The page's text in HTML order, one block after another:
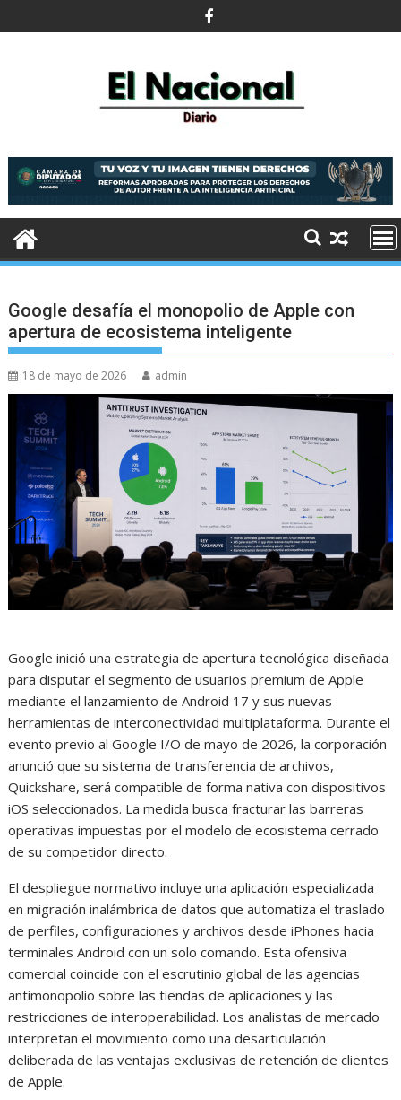
al
Google desafía el monopolio de Apple con
apertura de ecosistema inteligente
18 de mayo de 2026 admin
Google inició una estrategia de apertura tecnológica diseñada
para disputar el segmento de usuarios premium de Apple
mediante el lanzamiento de Android 17 y sus nuevas
herramientas de interconectividad multiplataforma. Durante el
evento previo al Google I/O de mayo de 2026, la corporación
anunció que su sistema de transferencia de archivos,
Quickshare, será compatible de forma nativa con dispositivos
iOS seleccionados. La medida busca fracturar las barreras
operativas impuestas por el modelo de ecosistema cerrado
de su competidor directo.
El despliegue normativo incluye una aplicación especializada
en migración inalámbrica de datos que automatiza el traslado
de perfiles, configuraciones y archivos desde iPhones hacia
terminales Android con un solo comando. Esta ofensiva
comercial coincide con el escrutinio global de las agencias
antimonopolio sobre las tiendas de aplicaciones y las
restricciones de interoperabilidad. Los analistas de mercado
interpretan el movimiento como una desarticulación
deliberada de las ventajas exclusivas de retención de clientes
de Apple.